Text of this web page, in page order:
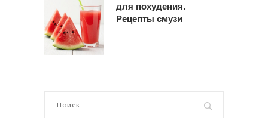
для похудения.
Рецепты смузи